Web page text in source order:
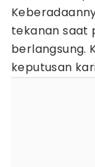
tekanan saat
berlangsung.
keputusan